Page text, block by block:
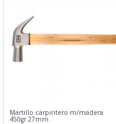
Martillo carpintero m/madera
450gr.27mm.